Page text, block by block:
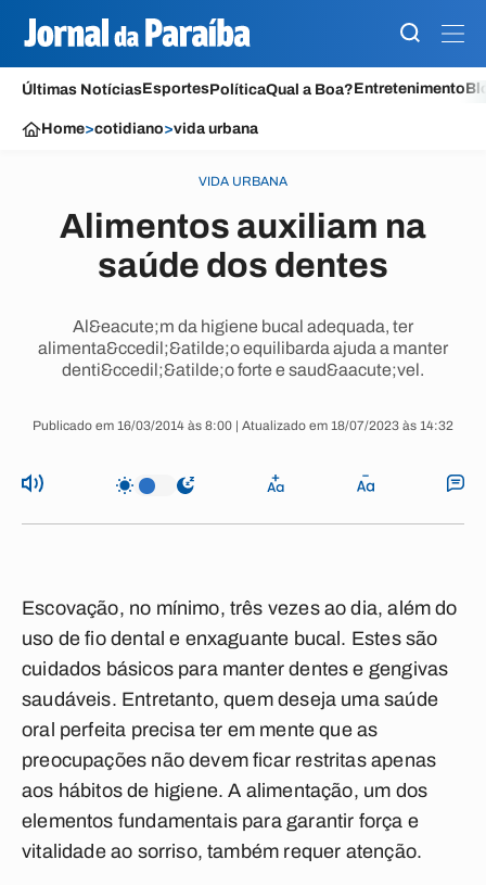
Últimas NotíciasEsportesPolíticaQual a Boa?Entretenimento
Home>cotidiano>vida urbana
VIDA URBANA
Alimentos auxiliam na
saúde dos dentes
Al&eacute;m da higiene bucal adequada, ter
alimenta&ccedil;&atilde;o equilibarda ajuda a manter
denti&ccedil;&atilde;o forte e saud&aacute;vel.
Publicado em 16/03/2014 às 8:00 | Atualizado em 18/07/2023 às 14:32
Escovação, no mínimo, três vezes ao dia, além do
uso de fio dental e enxaguante bucal. Estes são
cuidados básicos para manter dentes e gengivas
saudáveis. Entretanto, quem deseja uma saúde
oral perfeita precisa ter em mente que as
preocupações não devem ficar restritas apenas
aos hábitos de higiene. A alimentação, um dos
elementos fundamentais para garantir força e
vitalidade ao sorriso, também requer atenção.